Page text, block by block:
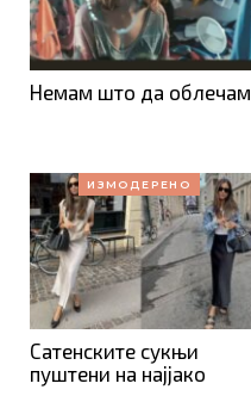
Немам што да облечам
ИЗМОДЕРЕНО
Сатенските сукњи
пуштени на најјако